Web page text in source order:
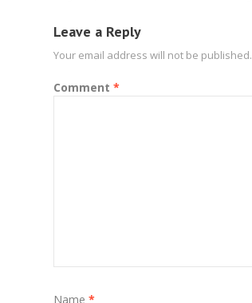
Leave a Reply
Your email address will not be published.
Comment *
Name *